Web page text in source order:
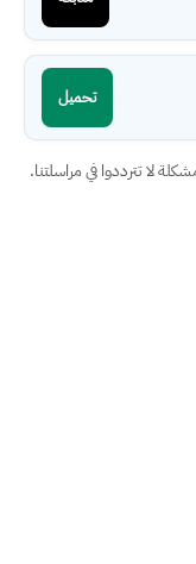
تحميل
لا تترددوا في مراسلتنا.